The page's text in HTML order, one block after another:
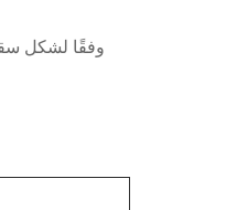
وفقًا لشكل